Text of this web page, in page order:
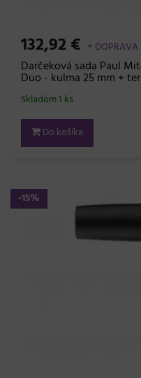
132,92 € +
Darčeková sada Paul
Duo - kulma 25 mm +
Skladom 1 ks
Do košíka
-15%